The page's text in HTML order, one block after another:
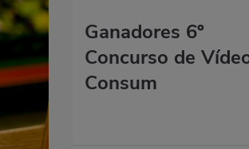
Ganadores 6º
Concurso de
Consum